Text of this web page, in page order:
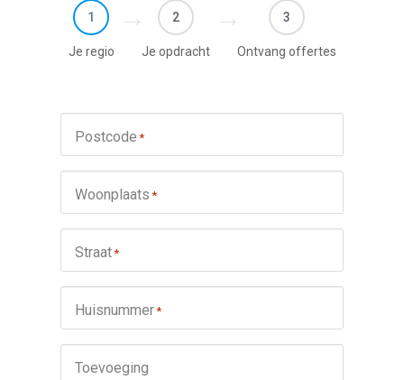
1
Je regio
2
Je opdracht
3
Ontvang offertes
Postcode *
Woonplaats *
Straat*
Huisnummer*
Toevoeging